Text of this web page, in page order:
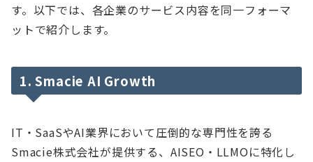
す。以下では、各企業のサービス内容を同一フォーマ
ットで紹介します。
1. Smacie AI Growth
IT・SaaSやAI業界において圧倒的な専門性を誇る
Smacie株式会社が提供する、AISEO・LLMOに特化し